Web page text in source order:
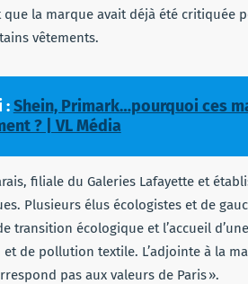
la marque avait déjà été critiquée
vêtements.
:Shein, Primark…pourquoi ces
? | VL Média
filiale du Galeries Lafayette et
Plusieurs élus écologistes et de
transition écologique et l’accueil
de pollution textile. L’adjointe à la
pas aux valeurs de Paris ».